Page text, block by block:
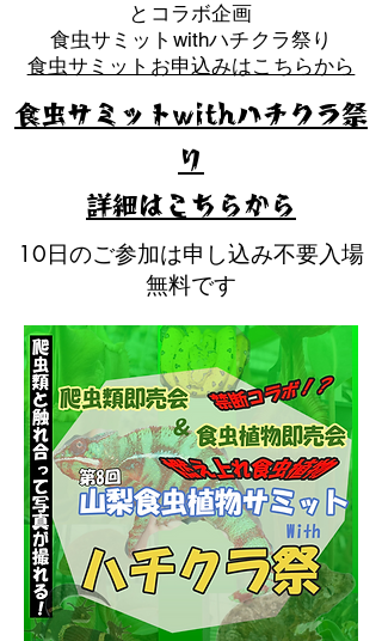
とコラボ企画
​食虫サミットwithハチクラ祭り
食虫サミットお申込みはこちらから
10日のご参加は申し込み不要入場
無料です
食虫サミットwithハチクラ祭
り
​詳細はこちらから